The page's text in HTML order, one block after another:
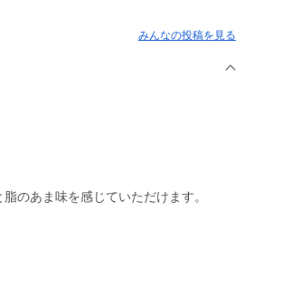
みんなの投稿を見る
のあま味を感じていただけます。